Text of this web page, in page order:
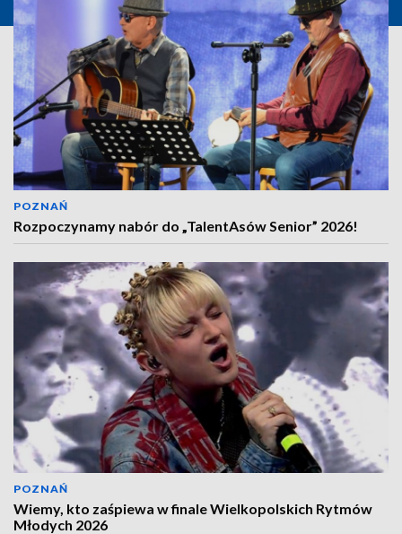
POZNAŃ
Rozpoczynamy nabór do „TalentAsów Senior” 2026!
POZNAŃ
Wiemy, kto zaśpiewa w finale Wielkopolskich Rytmów
Młodych 2026